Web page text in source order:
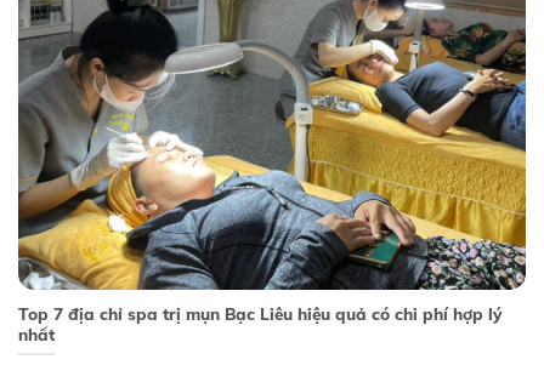
Top 7 địa chỉ spa trị mụn Bạc Liêu hiệu quả có chi phí hợp lý
nhất